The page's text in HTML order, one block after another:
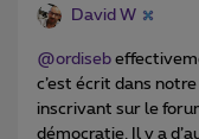
David W
@ordiseb
c’est écrit dans notre
inscrivant sur le
démocratie. Il y a